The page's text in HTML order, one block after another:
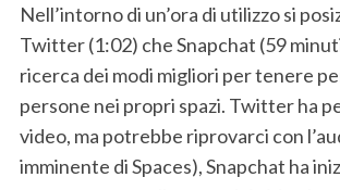
Nell’intorno di un’ora di utilizzo si
Twitter (1:02) che Snapchat (59
ricerca dei modi migliori per tenere
persone nei propri spazi. Twitter ha
video, ma potrebbe riprovarci con
imminente di Spaces), Snapchat ha